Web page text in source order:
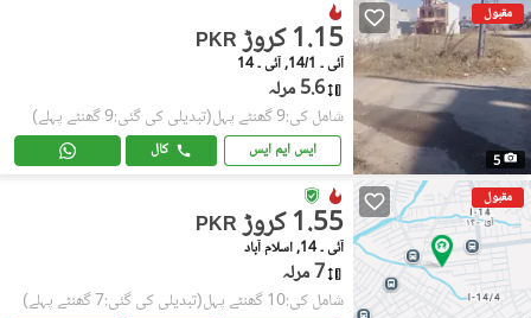
مقبول
5
PKR 1.15 کروڑ
آئی ۔ 14/1, آئی ۔ 14
5.6 مرلہ
شامل کی:9 گھنٹے پہل (تبدیلی کی گئی:9 گھنٹے پہلے)
ایس ایم ایس کال
مقبول
PKR 1.55 کروڑ
آئی ۔ 14, اسلام آباد
7 مرلہ
شامل کی:10 گھنٹے پہل (تبدیلی کی گئی:7 گھنٹے پہلے)